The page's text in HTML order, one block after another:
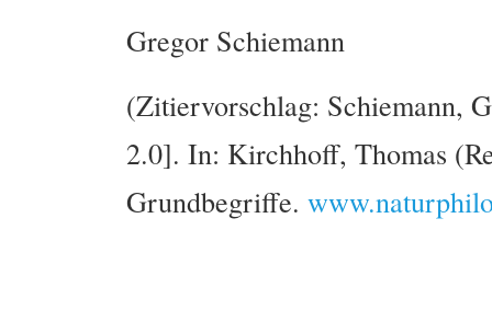
Gregor Schiemann
(Zitiervorschlag: Schiemann,
2.0]. In: Kirchhoff, Thomas
Grundbegriffe.